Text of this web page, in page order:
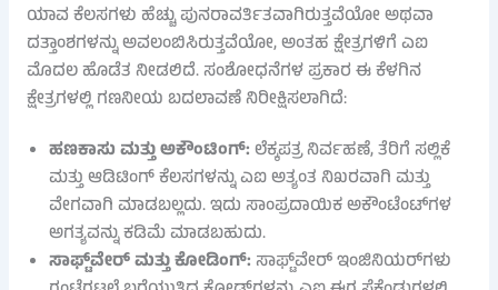
ಯಾವ ಕೆಲಸಗಳು ಹೆಚ್ಚು ಪುನರಾವರ್ತಿತವಾಗಿರುತ್ತವೆಯೋ ಅಥವಾ
ದತ್ತಾಂಶಗಳನ್ನು ಅವಲಂಬಿಸಿರುತ್ತವೆಯೋ, ಅಂತಹ ಕ್ಷೇತ್ರಗಳಿಗೆ ಎಐ
ಮೊದಲ ಹೊಡೆತ ನೀಡಲಿದೆ. ಸಂಶೋಧನೆಗಳ ಪ್ರಕಾರ ಈ ಕೆಳಗಿನ
ಕ್ಷೇತ್ರಗಳಲ್ಲಿ ಗಣನೀಯ ಬದಲಾವಣೆ ನಿರೀಕ್ಷಿಸಲಾಗಿದೆ:
ಹಣಕಾಸು ಮತ್ತು ಅಕೌಂಟಿಂಗ್:ಲೆಕ್ಕಪತ್ರ ನಿರ್ವಹಣೆ, ತೆರಿಗೆ ಸಲ್ಲಿಕೆ
ಮತ್ತು ಆಡಿಟಿಂಗ್ ಕೆಲಸಗಳನ್ನು ಎಐ ಅತ್ಯಂತ ನಿಖರವಾಗಿ ಮತ್ತು
ವೇಗವಾಗಿ ಮಾಡಬಲ್ಲದು. ಇದು ಸಾಂಪ್ರದಾಯಿಕ ಅಕೌಂಟೆಂಟ್‌ಗಳ
ಅಗತ್ಯವನ್ನು ಕಡಿಮೆ ಮಾಡಬಹುದು.
ಸಾಫ್ಟ್‌ವೇರ್ ಮತ್ತು ಕೋಡಿಂಗ್:ಸಾಫ್ಟ್‌ವೇರ್ ಇಂಜಿನಿಯರ್‌ಗಳು